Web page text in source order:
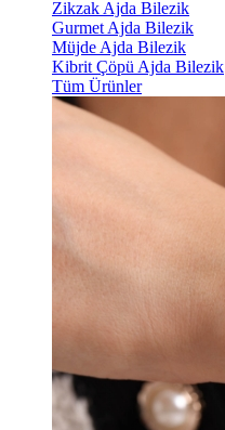
Zikzak Ajda Bilezik
Gurmet Ajda Bilezik
Müjde Ajda Bilezik
Kibrit Çöpü Ajda Bilezik
Tüm Ürünler